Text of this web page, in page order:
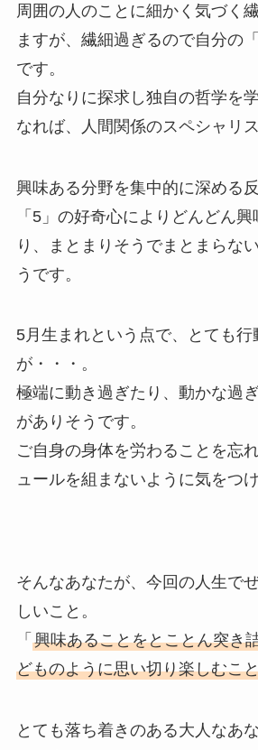
周囲の人のことに細かく気づく
ますが、繊細過ぎるので自分の
です。
自分なりに探求し独自の哲学を
なれば、人間関係のスペシャリ
興味ある分野を集中的に深める
「5」の好奇心によりどんどん
り、まとまりそうでまとまらな
うです。
5月生まれという点で、とても
が・・・。
極端に動き過ぎたり、動かな過
がありそうです。
ご自身の身体を労わることを忘
ュールを組まないように気をつ
そんなあなたが、今回の人生で
しいこと。
「 興味あることをとことん突き
どものように思い切り楽しむこ
とても落ち着きのある大人なあ